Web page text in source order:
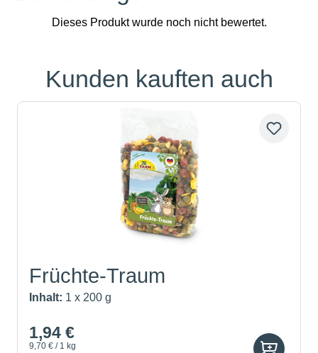
Produktgalerie überspringen
Kunden kauften auch
Früchte-Traum
Inhalt: 1 x 200 g
1,94 €
9,70 € / 1 kg